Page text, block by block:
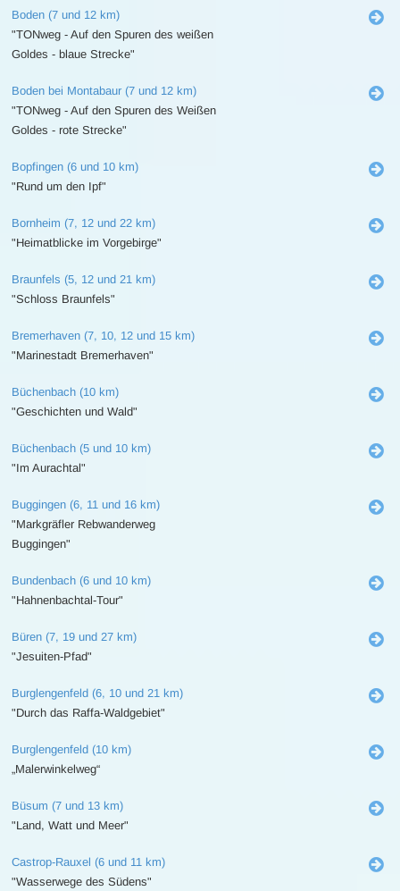
Boden (7 und 12 km)
"TONweg - Auf den Spuren des weißen
Goldes - blaue Strecke"
Boden bei Montabaur (7 und 12 km)
"TONweg - Auf den Spuren des Weißen
Goldes - rote Strecke"
Bopfingen (6 und 10 km)
"Rund um den Ipf"
Bornheim (7, 12 und 22 km)
"Heimatblicke im Vorgebirge"
Braunfels (5, 12 und 21 km)
"Schloss Braunfels"
Bremerhaven (7, 10, 12 und 15 km)
"Marinestadt Bremerhaven"
Büchenbach (10 km)
"Geschichten und Wald"
Büchenbach (5 und 10 km)
"Im Aurachtal"
Buggingen (6, 11 und 16 km)
"Markgräfler Rebwanderweg
Buggingen"
Bundenbach (6 und 10 km)
"Hahnenbachtal-Tour"
Büren (7, 19 und 27 km)
"Jesuiten-Pfad"
Burglengenfeld (6, 10 und 21 km)
"Durch das Raffa-Waldgebiet"
Burglengenfeld (10 km)
„Malerwinkelweg“
Büsum (7 und 13 km)
"Land, Watt und Meer"
Castrop-Rauxel (6 und 11 km)
"Wasserwege des Südens"